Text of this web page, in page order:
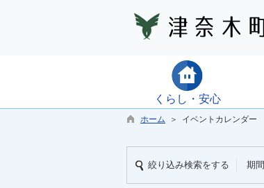
くらし・安心
ホーム ＞ イベントカレンダー
絞り込み検索をする 期間